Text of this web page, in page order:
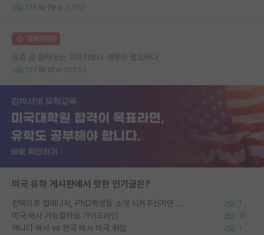
179 29 33112
명예의전당
요즘 글 올라오는 꼬라지보니 개혁이 필요하다
137 12 20056
미국 유학 게시판에서 핫한 인기글은?
컨택이후 랩매니저, PhD학생들 소개 시켜주신거면 거의 컨펌에 가깝나요? 1
미국 박사 가능할까요 가이드라인 16
캐나다 박사 vs 한국 박사 미국 취업 1